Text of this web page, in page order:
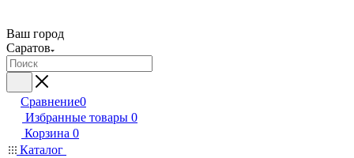
Ваш город
Саратов
Сравнение0
Избранные товары 0
Корзина 0
Каталог